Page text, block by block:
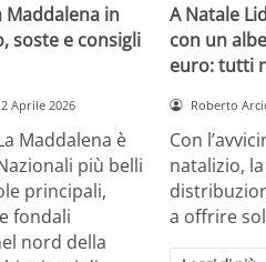
Maddalena in
soste e consigli
2 Aprile 2026
Maddalena è
più belli
principali,
fondali
nord della
A Natale
con un
euro: tutti
Roberto
Con
natalizio,
a offrire